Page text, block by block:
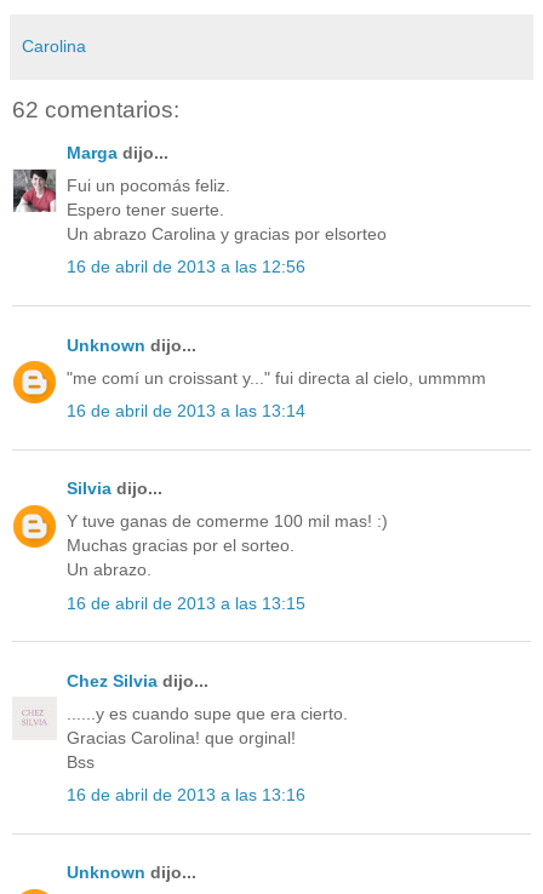
Carolina
62 comentarios:
Marga dijo...
Fui un pocomás feliz.
Espero tener suerte.
Un abrazo Carolina y gracias por elsorteo
16 de abril de 2013 a las 12:56
Unknown dijo...
"me comí un croissant y..." fui directa al cielo, ummmm
16 de abril de 2013 a las 13:14
Silvia dijo...
Y tuve ganas de comerme 100 mil mas! :)
Muchas gracias por el sorteo.
Un abrazo.
16 de abril de 2013 a las 13:15
Chez Silvia dijo...
......y es cuando supe que era cierto.
Gracias Carolina! que orginal!
Bss
16 de abril de 2013 a las 13:16
Unknown dijo...